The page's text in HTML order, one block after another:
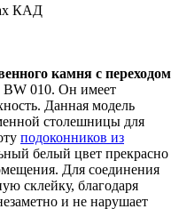
КАД
камня с переходом
BW 010. Он имеет
Данная модель
столешницы для
подоконников из
белый цвет прекрасно
Для соединения
склейку, благодаря
и не нарушает